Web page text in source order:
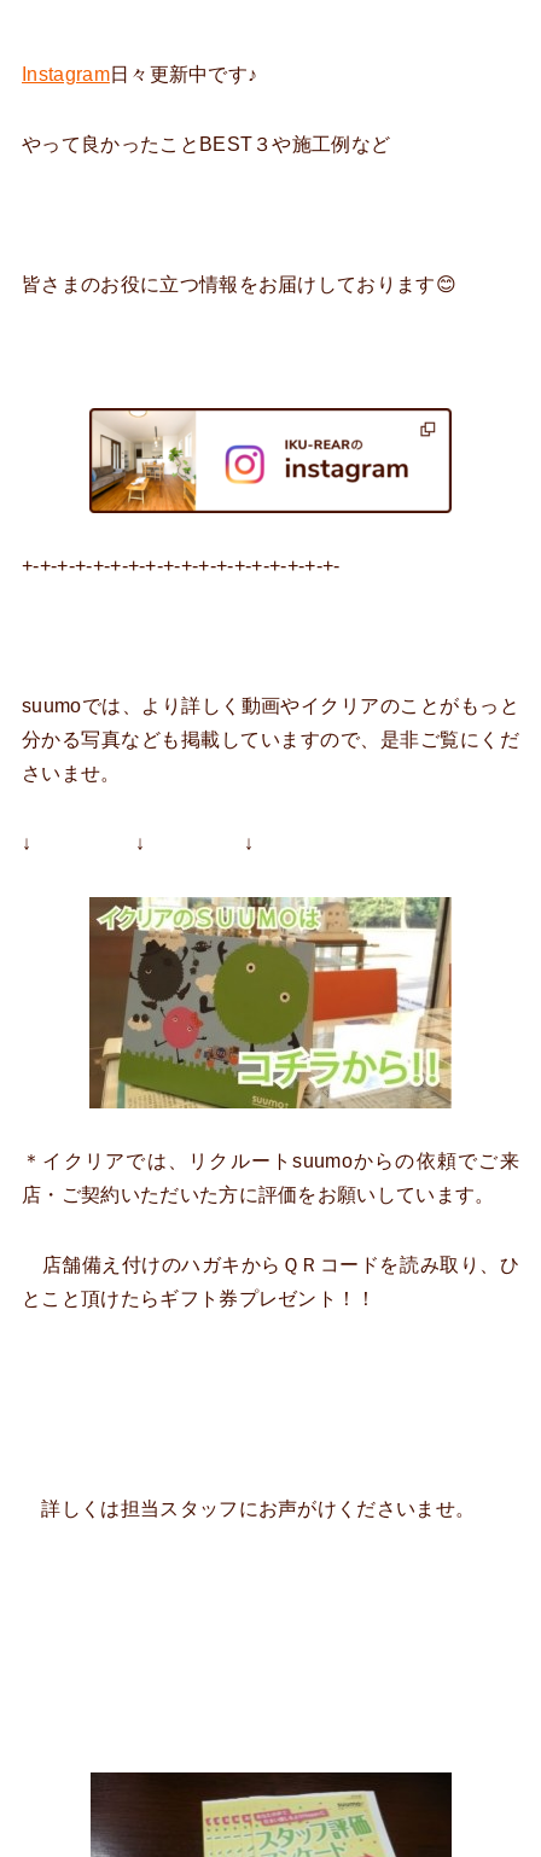
Instagram日々更新中です♪
やって良かったことBEST３や施工例など
皆さまのお役に立つ情報をお届けしております😊
+-+-+-+-+-+-+-+-+-+-+-+-+-+-+-+-+-+-
suumoでは、より詳しく動画やイクリアのことがもっと
分かる写真なども掲載していますので、是非ご覧にくだ
さいませ。
↓ ↓ ↓
＊イクリアでは、リクルートsuumoからの依頼でご来
店・ご契約いただいた方に評価をお願いしています。
店舗備え付けのハガキからＱＲコードを読み取り、ひ
とこと頂けたらギフト券プレゼント！！
詳しくは担当スタッフにお声がけくださいませ。